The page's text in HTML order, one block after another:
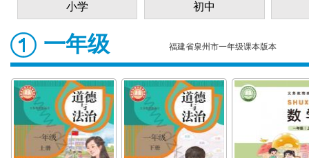
小学 初中
一年级 福建省泉州市一年级课本版本